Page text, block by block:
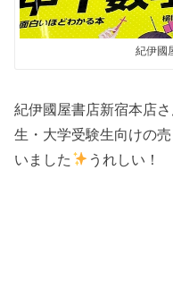
紀伊國
紀伊國屋書店新宿本店
生・大学受験生向けの
いました
うれしい！